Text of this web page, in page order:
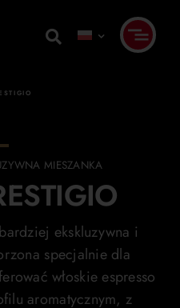
MIESZANKA
ekskluzywna i
specjalnie dla
włoskie espresso
aromatycznym, z